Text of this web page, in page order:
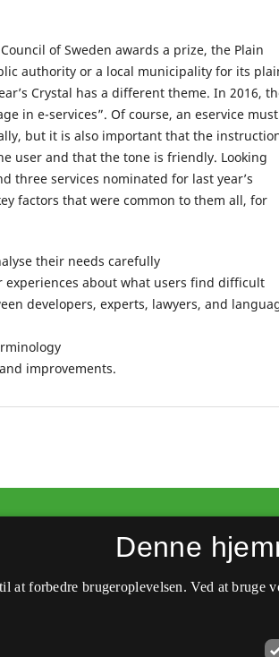
of Sweden awards a prize, the Plain
authority or a local municipality for its
Crystal has a different theme. In 2016,
in e-services”. Of course, an eservice
but it is also important that the
user and that the tone is friendly. Looking
three services nominated for last year’s
factors that were common to them all, for
their needs carefully
experiences about what users find difficult
developers, experts, lawyers, and
improvements.
Denne
at forbedre brugeroplevelsen. Ved at